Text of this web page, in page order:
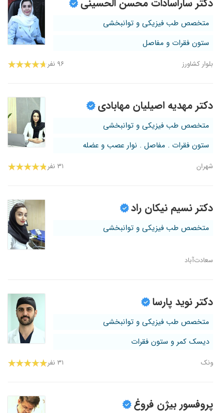
متخصص طب فیزیکی و توانبخشی
ستون فقرات و مفاصل
بلوار کشاورز ۹۶ نفر
دکتر مهدیه اصیلیان مهابادی
متخصص طب فیزیکی و توانبخشی
ستون فقرات . مفاصل . نوار عصب و عضله
شهران ۳۱ نفر
دکتر نسیم نیکان راد
متخصص طب فیزیکی و توانبخشی
سعادت‌آباد
دکتر نوید پارسا
متخصص طب فیزیکی و توانبخشی
دیسک کمر و ستون فقرات
ونک ۳۱ نفر
پروفسور بیژن فروغ